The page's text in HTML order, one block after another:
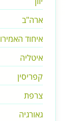
ארה"ב
איחוד
איטליה
קפריסין
צרפת
גאורגיה